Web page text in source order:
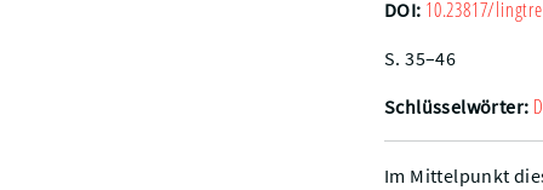
DOI: 10.23817/
S. 35–46
Schlüsselwörter:
Im Mittelpunkt